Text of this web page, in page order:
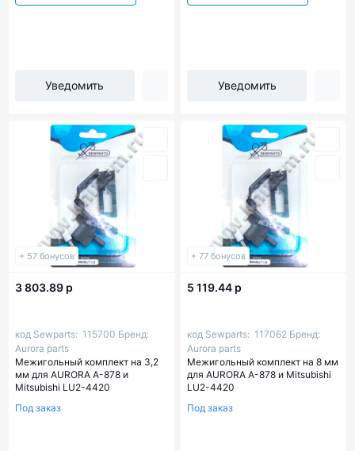
Уведомить Уведомить
+ 57 бонусов
3 803.89 р
код Sewparts: 115700 Бренд:
Aurora parts
Межигольный комплект на 3,2
мм для AURORA A-878 и
Mitsubishi LU2-4420
Под заказ
+ 77 бонусов
5 119.44 р
код Sewparts: 117062 Бренд:
Aurora parts
Межигольный комплект на 8 мм
для AURORA A-878 и Mitsubishi
LU2-4420
Под заказ